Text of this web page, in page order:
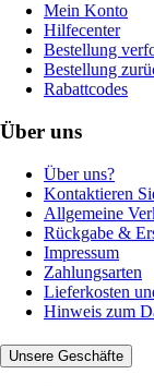
Mein Konto
Hilfecenter
Bestellung
Bestellung
Rabattcodes
Über uns
Über uns?
Kontaktieren
Allgemeine
Rückgabe &
Impressum
Zahlungsarten
Lieferkosten
Hinweis zum
Unsere Geschäfte